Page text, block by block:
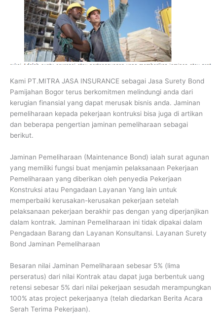
Kami PT.MITRA JASA INSURANCE sebagai Jasa Surety Bond
Pamijahan Bogor terus berkomitmen melindungi anda dari
kerugian finansial yang dapat merusak bisnis anda. Jaminan
pemeliharaan kepada pekerjaan kontruksi bisa juga di artikan
dan beberapa pengertian jaminan pemeliharaan sebagai
berikut.
Jaminan Pemeliharaan (Maintenance Bond) ialah surat agunan
yang memiliki fungsi buat menjamin pelaksanaan Pekerjaan
Pemeliharaan yang diberikan oleh penyedia Pekerjaan
Konstruksi atau Pengadaan Layanan Yang lain untuk
memperbaiki kerusakan-kerusakan pekerjaan setelah
pelaksanaan pekerjaan berakhir pas dengan yang diperjanjikan
dalam kontrak. Jaminan Pemeliharaan ini tidak dipakai dalam
Pengadaan Barang dan Layanan Konsultansi. Layanan Surety
Bond Jaminan Pemeliharaan
Besaran nilai Jaminan Pemeliharaan sebesar 5% (lima
perseratus) dari nilai Kontrak atau dapat juga berbentuk uang
retensi sebesar 5% dari nilai pekerjaan sesudah merampungkan
100% atas project pekerjaanya (telah diedarkan Berita Acara
Serah Terima Pekerjaan).